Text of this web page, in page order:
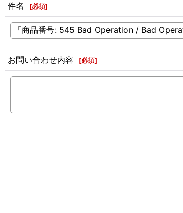
件名 [必須]
お問い合わせ内容 [必須]